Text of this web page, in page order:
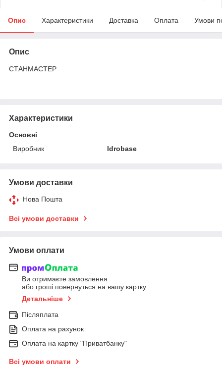
Опис Характеристики Доставка Оплата Умови
Опис
СТАНМАСТЕР
Характеристики
Основні
Виробник
Idrobase
Умови доставки
Нова Пошта
Всі умови доставки
Умови оплати
Ви отримаєте замовлення
або гроші повернуться на вашу картку
Детальніше
Післяплата
Оплата на рахунок
Оплата на картку "Приватбанку"
Всі умови оплати